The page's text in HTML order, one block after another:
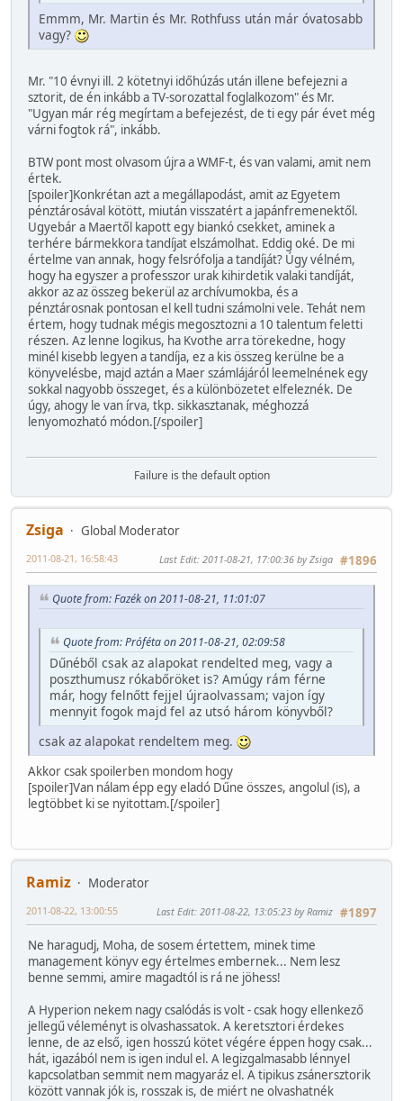
Emmm, Mr. Martin és Mr. Rothfuss után már óvatosabb
vagy?
Mr. "10 évnyi ill. 2 kötetnyi időhúzás után illene befejezni a
sztorit, de én inkább a TV-sorozattal foglalkozom" és Mr.
"Ugyan már rég megírtam a befejezést, de ti egy pár évet még
várni fogtok rá", inkább.
BTW pont most olvasom újra a WMF-t, és van valami, amit nem
értek.
[spoiler]Konkrétan azt a megállapodást, amit az Egyetem
pénztárosával kötött, miután visszatért a japánfremenektől.
Ugyebár a Maertől kapott egy biankó csekket, aminek a
terhére bármekkora tandíjat elszámolhat. Eddig oké. De mi
értelme van annak, hogy felsrófolja a tandíját? Úgy vélném,
hogy ha egyszer a professzor urak kihirdetik valaki tandíját,
akkor az az összeg bekerül az archívumokba, és a
pénztárosnak pontosan el kell tudni számolni vele. Tehát nem
értem, hogy tudnak mégis megosztozni a 10 talentum feletti
részen. Az lenne logikus, ha Kvothe arra törekedne, hogy
minél kisebb legyen a tandíja, ez a kis összeg kerülne be a
könyvelésbe, majd aztán a Maer számlájáról leemelnének egy
sokkal nagyobb összeget, és a különbözetet elfeleznék. De
úgy, ahogy le van írva, tkp. sikkasztanak, méghozzá
lenyomozható módon.[/spoiler]
Failure is the default option
Zsiga
Global Moderator
#1896
2011-08-21, 16:58:43 Last Edit: 2011-08-21, 17:00:36 by Zsiga
Quote from: Fazék on 2011-08-21, 11:01:07
Quote from: Próféta on 2011-08-21, 02:09:58
Dűnéből csak az alapokat rendelted meg, vagy a
poszthumusz rókabőröket is? Amúgy rám férne
már, hogy felnőtt fejjel újraolvassam; vajon így
mennyit fogok majd fel az utsó három könyvből?
csak az alapokat rendeltem meg.
Akkor csak spoilerben mondom hogy
[spoiler]Van nálam épp egy eladó Dűne összes, angolul (is), a
legtöbbet ki se nyitottam.[/spoiler]
Ramiz
Moderator
#1897
2011-08-22, 13:00:55 Last Edit: 2011-08-22, 13:05:23 by Ramiz
Ne haragudj, Moha, de sosem értettem, minek time
management könyv egy értelmes embernek... Nem lesz
benne semmi, amire magadtól is rá ne jöhess!
A Hyperion nekem nagy csalódás is volt - csak hogy ellenkező
jellegű véleményt is olvashassatok. A keretsztori érdekes
lenne, de az első, igen hosszú kötet végére éppen hogy csak...
hát, igazából nem is igen indul el. A legizgalmasabb lénnyel
kapcsolatban semmit nem magyaráz el. A tipikus zsánersztorik
között vannak jók is, rosszak is, de miért ne olvashatnék